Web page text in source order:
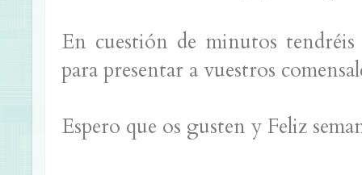
En cuestión de minutos
para presentar a vuestros
Espero que os gusten y Feliz